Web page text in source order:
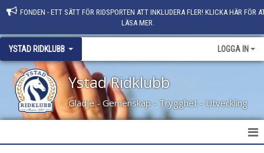
FONDEN - ETT SÄTT FÖR RIDSPORTEN ATT INKLUDERA FLER! KLICKA HÄR FÖR
LÄSA MER.
YSTAD RIDKLUBB LOGGA IN
Ystad Ridklubb
Glädje - Gemenskap - Trygghet - Utveckling